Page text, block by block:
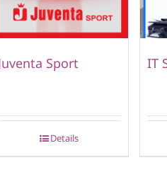
Sport
Details
IT